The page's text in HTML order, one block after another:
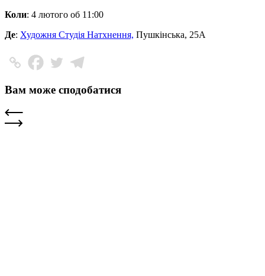
Коли: 4 лютого об 11:00
Де: Художня Студія Натхнення, Пушкінська, 25A
Вам може сподобатися